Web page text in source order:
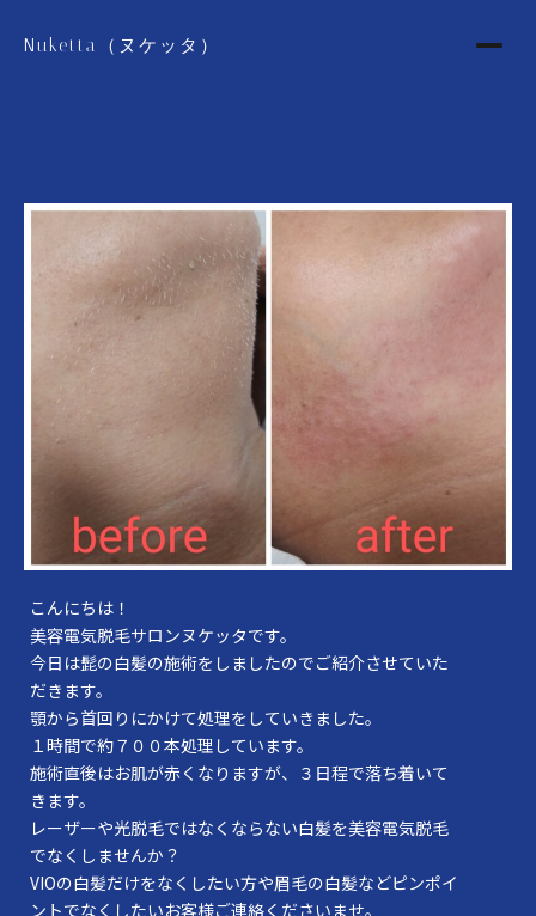
Nuketta（ヌケッタ）
こんにちは！
美容電気脱毛サロンヌケッタです。
今日は髭の白髪の施術をしましたのでご紹介させていた
だきます。
顎から首回りにかけて処理をしていきました。
１時間で約７００本処理しています。
施術直後はお肌が赤くなりますが、３日程で落ち着いて
きます。
レーザーや光脱毛ではなくならない白髪を美容電気脱毛
でなくしませんか？
VIOの白髪だけをなくしたい方や眉毛の白髪などピンポイ
ントでなくしたいお客様ご連絡くださいませ。